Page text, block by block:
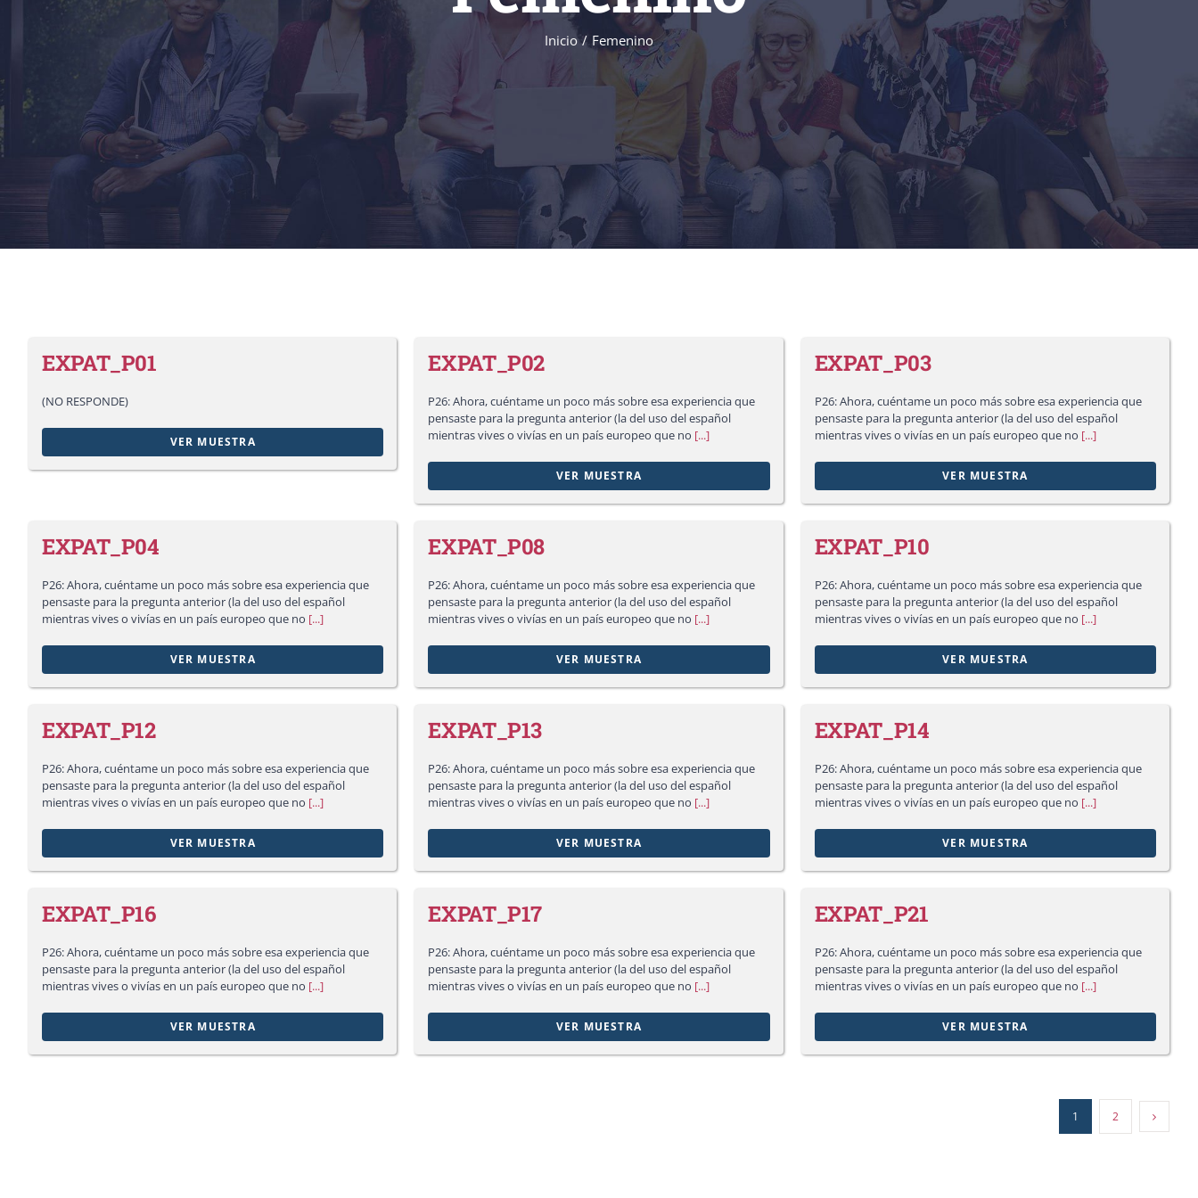
Inicio / Femenino
EXPAT_P01
(NO RESPONDE)
VER MUESTRA
EXPAT_P02
P26: Ahora, cuéntame un poco más sobre esa experiencia que
pensaste para la pregunta anterior (la del uso del español
mientras vives o vivías en un país europeo que no [...]
VER MUESTRA
EXPAT_P03
P26: Ahora, cuéntame un poco más sobre esa experiencia que
pensaste para la pregunta anterior (la del uso del español
mientras vives o vivías en un país europeo que no [...]
VER MUESTRA
EXPAT_P04
P26: Ahora, cuéntame un poco más sobre esa experiencia que
pensaste para la pregunta anterior (la del uso del español
mientras vives o vivías en un país europeo que no [...]
VER MUESTRA
EXPAT_P08
P26: Ahora, cuéntame un poco más sobre esa experiencia que
pensaste para la pregunta anterior (la del uso del español
mientras vives o vivías en un país europeo que no [...]
VER MUESTRA
EXPAT_P10
P26: Ahora, cuéntame un poco más sobre esa experiencia que
pensaste para la pregunta anterior (la del uso del español
mientras vives o vivías en un país europeo que no [...]
VER MUESTRA
EXPAT_P12
P26: Ahora, cuéntame un poco más sobre esa experiencia que
pensaste para la pregunta anterior (la del uso del español
mientras vives o vivías en un país europeo que no [...]
VER MUESTRA
EXPAT_P13
P26: Ahora, cuéntame un poco más sobre esa experiencia que
pensaste para la pregunta anterior (la del uso del español
mientras vives o vivías en un país europeo que no [...]
VER MUESTRA
EXPAT_P14
P26: Ahora, cuéntame un poco más sobre esa experiencia que
pensaste para la pregunta anterior (la del uso del español
mientras vives o vivías en un país europeo que no [...]
VER MUESTRA
EXPAT_P16
P26: Ahora, cuéntame un poco más sobre esa experiencia que
pensaste para la pregunta anterior (la del uso del español
mientras vives o vivías en un país europeo que no [...]
VER MUESTRA
EXPAT_P17
P26: Ahora, cuéntame un poco más sobre esa experiencia que
pensaste para la pregunta anterior (la del uso del español
mientras vives o vivías en un país europeo que no [...]
VER MUESTRA
EXPAT_P21
P26: Ahora, cuéntame un poco más sobre esa experiencia que
pensaste para la pregunta anterior (la del uso del español
mientras vives o vivías en un país europeo que no [...]
VER MUESTRA
1 2